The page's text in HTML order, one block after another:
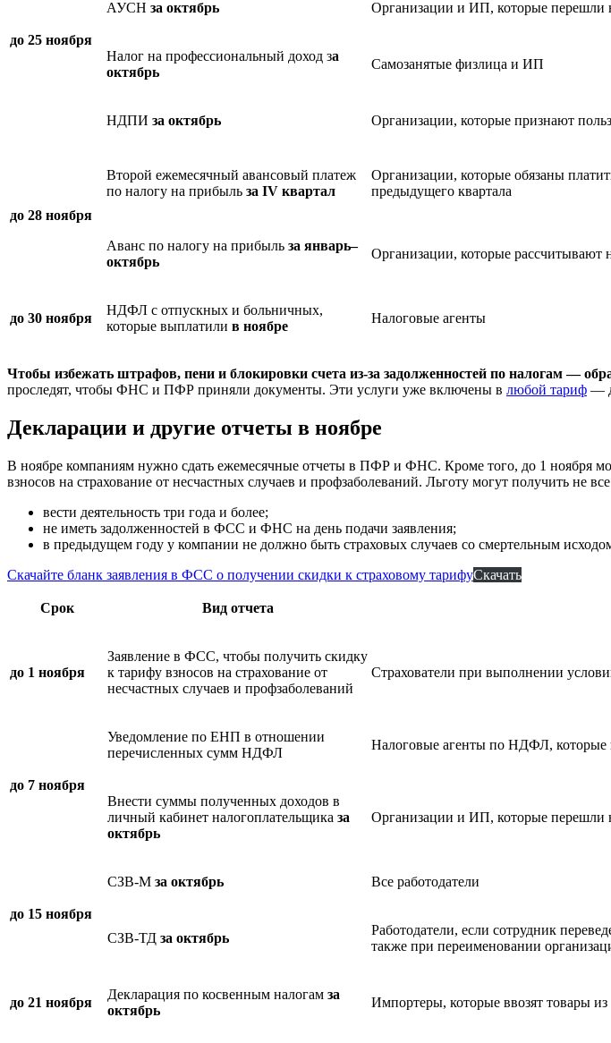
до 25 ноября
АУСН за октябрь Организации и ИП, которые
Налог на профессиональный доход за
октябрь
Самозанятые физлица и ИП
НДПИ за октябрь Организации, которые признают
до 28 ноября
Второй ежемесячный авансовый платеж
по налогу на прибыль за IV квартал
Организации, которые обязаны
предыдущего квартала
Аванс по налогу на прибыль за январь–
октябрь
Организации, которые рассчитывают
до 30 ноября
НДФЛ с отпускных и больничных,
которые выплатили в ноябре
Налоговые агенты
Чтобы избежать штрафов, пени и блокировки счета из-за задолженностей по налогам —
проследят, чтобы ФНС и ПФР приняли документы. Эти услуги уже включены в любой тариф —
Декларации и другие отчеты в ноябре
В ноябре компаниям нужно сдать ежемесячные отчеты в ПФР и ФНС. Кроме того, до 1 ноября
взносов на страхование от несчастных случаев и профзаболеваний. Льготу могут получить не
вести деятельность три года и более;
не иметь задолженностей в ФСС и ФНС на день подачи заявления;
в предыдущем году у компании не должно быть страховых случаев со смертельным
Скачайте бланк заявления в ФСС о получении скидки к страховому тарифуСкачать
Срок Вид отчета
до 1 ноября
Заявление в ФСС, чтобы получить скидку
к тарифу взносов на страхование от
несчастных случаев и профзаболеваний
Страхователи при выполнении
до 7 ноября
Уведомление по ЕНП в отношении
перечисленных сумм НДФЛ
Налоговые агенты по НДФЛ,
Внести суммы полученных доходов в
личный кабинет налогоплательщика за
октябрь
Организации и ИП, которые
до 15 ноября
СЗВ-М за октябрь Все работодатели
СЗВ-ТД за октябрь
Работодатели, если сотрудник
также при переименовании
до 21 ноября
Декларация по косвенным налогам за
октябрь
Импортеры, которые ввозят товары